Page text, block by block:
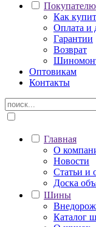
Покупателю
Как
Оплата и
Гарантии
Возврат
Оптовикам
Контакты
Главная
О
Новости
Статьи и
Доска
Шины
Каталог